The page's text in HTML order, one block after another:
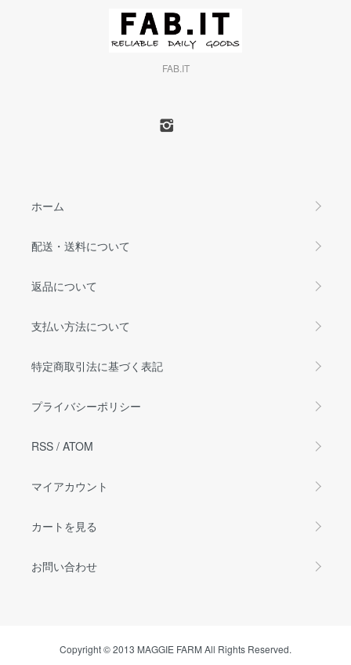
FAB.IT
ホーム
配送・送料について
返品について
支払い方法について
特定商取引法に基づく表記
プライバシーポリシー
RSS / ATOM
マイアカウント
カートを見る
お問い合わせ
Copyright © 2013 MAGGIE FARM All Rights Reserved.